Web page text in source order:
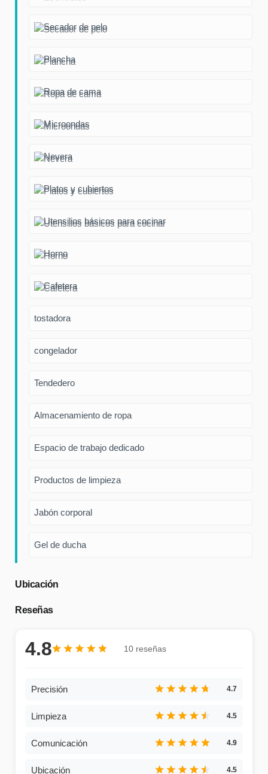
Secador de pelo
Plancha
Ropa de cama
Microondas
Nevera
Platos y cubiertos
Utensilios básicos para cocinar
Horno
Cafetera
tostadora
congelador
Tendedero
Almacenamiento de ropa
Espacio de trabajo dedicado
Productos de limpieza
Jabón corporal
Gel de ducha
Ubicación
Reseñas
4.8 10 reseñas
4.7
4.5
4.9
4.5